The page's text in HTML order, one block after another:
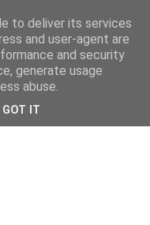
to deliver its services
and user-agent are
and security
generate usage
abuse.
GOT IT